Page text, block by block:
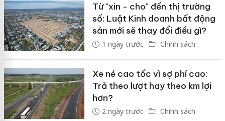
Từ "xin - cho" đến thị trường
số: Luật Kinh doanh bất động
sản mới sẽ thay đổi điều gì?
1 ngày trước Chính sách
Xe né cao tốc vì sợ phí cao:
Trả theo lượt hay theo km lợi
hơn?
2 ngày trước Chính sách